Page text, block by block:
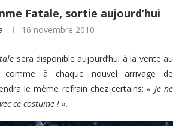
Fatale, sortie aujourd’hui
16 novembre 2010
sera disponible aujourd’hui à la vente au
comme à chaque nouvel arrivage de
le même refrain chez certains:« Je ne
ce costume ! ».